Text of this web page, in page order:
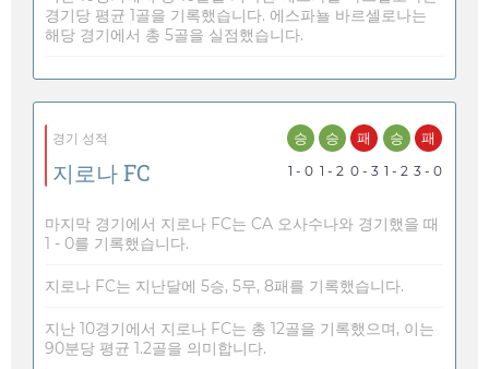
경기당 평균 1골을 기록했습니다. 에스파뇰 바르셀로나는
해당 경기에서 총 5골을 실점했습니다.
경기 성적
지로나 FC
승
1 - 0
승
1 - 2
패
0 - 3
승
1 - 2
패
3 - 0
마지막 경기에서 지로나 FC는 CA 오사수나와 경기했을 때
1 - 0를 기록했습니다.
지로나 FC는 지난달에 5승, 5무, 8패를 기록했습니다.
지난 10경기에서 지로나 FC는 총 12골을 기록했으며, 이는
90분당 평균 1.2골을 의미합니다.